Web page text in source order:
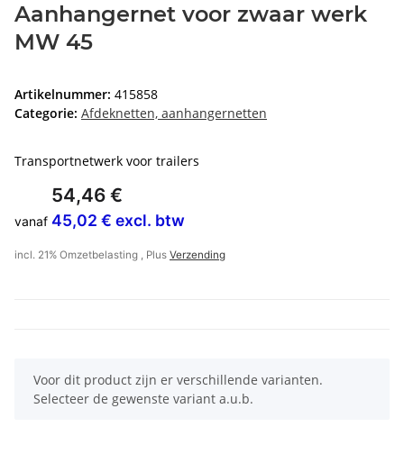
Aanhangernet voor zwaar werk
MW 45
Artikelnummer: 415858
Categorie: Afdeknetten, aanhangernetten
Transportnetwerk voor trailers
vanaf
54,46 €
45,02 € excl. btw
incl. 21% Omzetbelasting , Plus Verzending
x
Voor dit product zijn er verschillende varianten.
Selecteer de gewenste variant a.u.b.